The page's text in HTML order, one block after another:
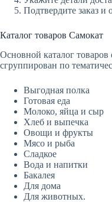
Подтвердите заказ и
Каталог товаров Самокат
Основной каталог
сгруппирован по
Выгодная полка
Готовая еда
Молоко, яйца и сыр
Хлеб и выпечка
Овощи и фрукты
Мясо и рыба
Сладкое
Вода и напитки
Бакалея
Для дома
Для животных.